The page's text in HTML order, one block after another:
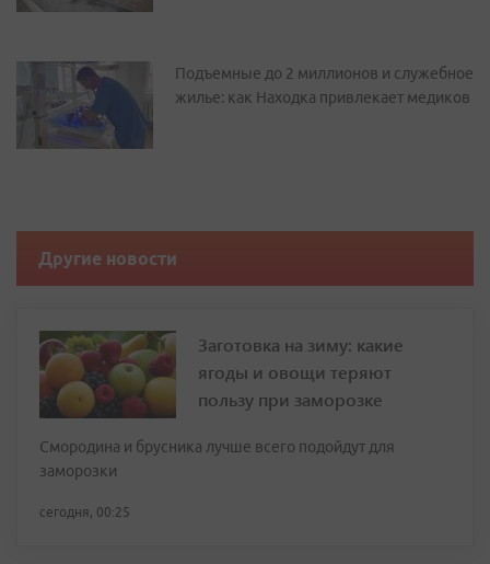
Подъемные до 2 миллионов и служебное
жилье: как Находка привлекает медиков
Другие новости
Заготовка на зиму: какие
ягоды и овощи теряют
пользу при заморозке
Смородина и брусника лучше всего подойдут для
заморозки
сегодня, 00:25